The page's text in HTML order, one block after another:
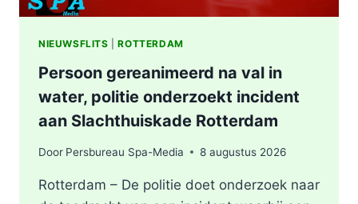
NIEUWSFLITS |ROTTERDAM
Persoon gereanimeerd na val in
water, politie onderzoekt incident
aan Slachthuiskade Rotterdam
Door Persbureau Spa-Media 8 augustus 2026
Rotterdam – De politie doet onderzoek naar